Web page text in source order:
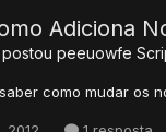
Adiciona
peeuowfe
como mudar os